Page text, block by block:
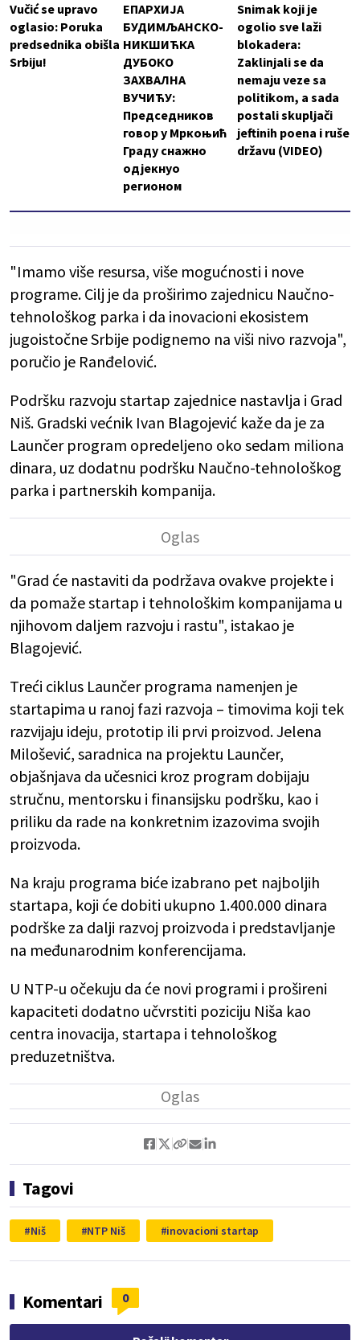
Vučić se upravo
oglasio: Poruka
predsednika obišla
Srbiju!
ЕПАРХИЈА
БУДИМЉАНСКО-
НИКШИЋКА
ДУБОКО
ЗАХВАЛНА
ВУЧИЋУ:
Председников
говор у Мркоњић
Граду снажно
одјекнуо
регионом
Snimak koji je
ogolio sve laži
blokadera:
Zaklinjali se da
nemaju veze sa
politikom, a sada
postali skupljači
jeftinih poena i ruše
državu (VIDEO)
"Imamo više resursa, više mogućnosti i nove
programe. Cilj je da proširimo zajednicu Naučno-
tehnološkog parka i da inovacioni ekosistem
jugoistočne Srbije podignemo na viši nivo razvoja",
poručio je Ranđelović.
Podršku razvoju startap zajednice nastavlja i Grad
Niš. Gradski većnik Ivan Blagojević kaže da je za
Launčer program opredeljeno oko sedam miliona
dinara, uz dodatnu podršku Naučno-tehnološkog
parka i partnerskih kompanija.
"Grad će nastaviti da podržava ovakve projekte i
da pomaže startap i tehnološkim kompanijama u
njihovom daljem razvoju i rastu", istakao je
Blagojević.
Treći ciklus Launčer programa namenjen je
startapima u ranoj fazi razvoja – timovima koji tek
razvijaju ideju, prototip ili prvi proizvod. Jelena
Milošević, saradnica na projektu Launčer,
objašnjava da učesnici kroz program dobijaju
stručnu, mentorsku i finansijsku podršku, kao i
priliku da rade na konkretnim izazovima svojih
proizvoda.
Na kraju programa biće izabrano pet najboljih
startapa, koji će dobiti ukupno 1.400.000 dinara
podrške za dalji razvoj proizvoda i predstavljanje
na međunarodnim konferencijama.
U NTP-u očekuju da će novi programi i prošireni
kapaciteti dodatno učvrstiti poziciju Niša kao
centra inovacija, startapa i tehnološkog
preduzetništva.
Tagovi
Niš NTP Niš inovacioni startap
Komentari 0